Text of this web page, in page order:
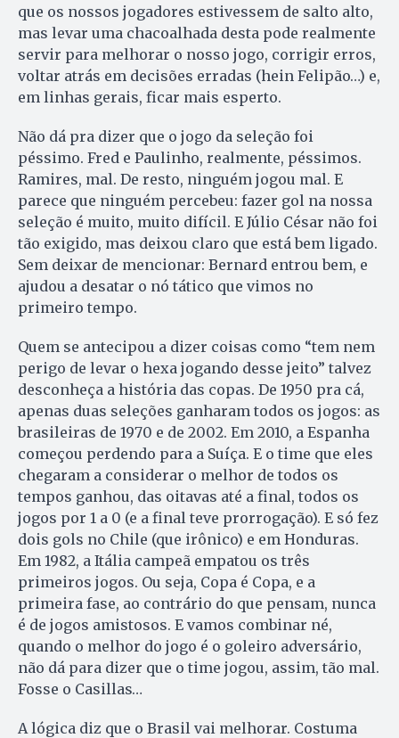
que os nossos jogadores estivessem de salto alto,
mas levar uma chacoalhada desta pode realmente
servir para melhorar o nosso jogo, corrigir erros,
voltar atrás em decisões erradas (hein Felipão…) e,
em linhas gerais, ficar mais esperto.
Não dá pra dizer que o jogo da seleção foi
péssimo. Fred e Paulinho, realmente, péssimos.
Ramires, mal. De resto, ninguém jogou mal. E
parece que ninguém percebeu: fazer gol na nossa
seleção é muito, muito difícil. E Júlio César não foi
tão exigido, mas deixou claro que está bem ligado.
Sem deixar de mencionar: Bernard entrou bem, e
ajudou a desatar o nó tático que vimos no
primeiro tempo.
Quem se antecipou a dizer coisas como “tem nem
perigo de levar o hexa jogando desse jeito” talvez
desconheça a história das copas. De 1950 pra cá,
apenas duas seleções ganharam todos os jogos: as
brasileiras de 1970 e de 2002. Em 2010, a Espanha
começou perdendo para a Suíça. E o time que eles
chegaram a considerar o melhor de todos os
tempos ganhou, das oitavas até a final, todos os
jogos por 1 a 0 (e a final teve prorrogação). E só fez
dois gols no Chile (que irônico) e em Honduras.
Em 1982, a Itália campeã empatou os três
primeiros jogos. Ou seja, Copa é Copa, e a
primeira fase, ao contrário do que pensam, nunca
é de jogos amistosos. E vamos combinar né,
quando o melhor do jogo é o goleiro adversário,
não dá para dizer que o time jogou, assim, tão mal.
Fosse o Casillas…
A lógica diz que o Brasil vai melhorar. Costuma